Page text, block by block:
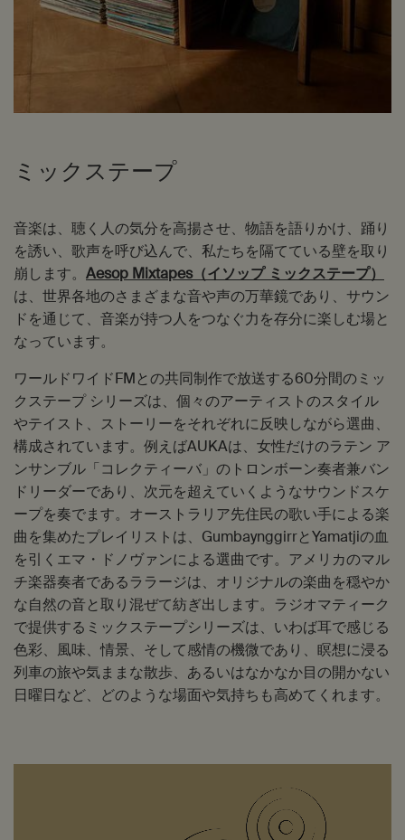
ミックステープ
音楽は、聴く人の気分を高揚させ、物語を語りかけ、踊り
を誘い、歌声を呼び込んで、私たちを隔てている壁を取り
崩します。 Aesop Mixtapes（イソップ ミックステープ）
は、世界各地のさまざまな音や声の万華鏡であり、サウン
ドを通じて、音楽が持つ人をつなぐ力を存分に楽しむ場と
なっています。
ワールドワイドFMとの共同制作で放送する60分間のミッ
クステープ シリーズは、個々のアーティストのスタイル
やテイスト、ストーリーをそれぞれに反映しながら選曲、
構成されています。例えばAUKAは、女性だけのラテン ア
ンサンブル「コレクティーバ」のトロンボーン奏者兼バン
ドリーダーであり、次元を超えていくようなサウンドスケ
ープを奏でます。オーストラリア先住民の歌い手による楽
曲を集めたプレイリストは、GumbaynggirrとYamatjiの血
を引くエマ・ドノヴァンによる選曲です。アメリカのマル
チ楽器奏者であるララージは、オリジナルの楽曲を穏やか
な自然の音と取り混ぜて紡ぎ出します。ラジオマティーク
で提供するミックステープシリーズは、いわば耳で感じる
色彩、風味、情景、そして感情の機微であり、瞑想に浸る
列車の旅や気ままな散歩、あるいはなかなか目の開かない
日曜日など、どのような場面や気持ちも高めてくれます。